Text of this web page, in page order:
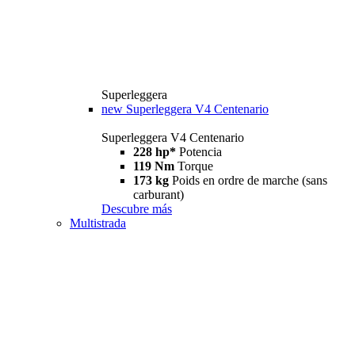
Superleggera
new Superleggera V4 Centenario
Superleggera V4 Centenario
228 hp* Potencia
119 Nm Torque
173 kg Poids en ordre de marche (sans
carburant)
Descubre más
Multistrada